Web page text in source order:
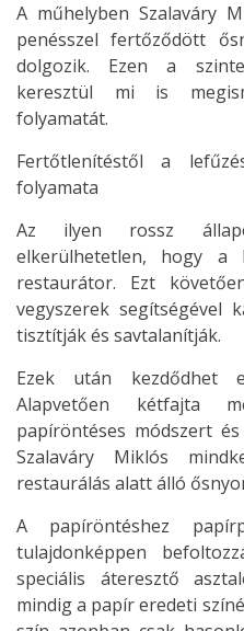
A műhelyben Szalaváry
penésszel fertőződött
dolgozik. Ezen a
keresztül mi is
folyamatát.
Fertőtlenítéstől a
folyamata
Az ilyen rossz
elkerülhetetlen, hogy a
restaurátor. Ezt
vegyszerek segítségével
tisztítják és savtalanítják.
Ezek után kezdődhet
Alapvetően kétfajta
papíröntéses módszert
Szalaváry Miklós
restaurálás alatt álló
A papíröntéshez
tulajdonképpen
speciális áteresztő
mindig a papír eredeti